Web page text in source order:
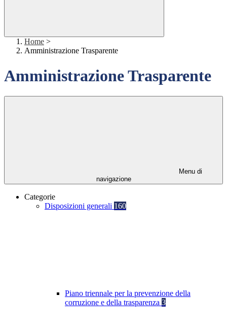
Home >
Amministrazione Trasparente
Amministrazione Trasparente
Menu di
navigazione
Categorie
Disposizioni generali 160
Piano triennale per la prevenzione della
corruzione e della trasparenza 3